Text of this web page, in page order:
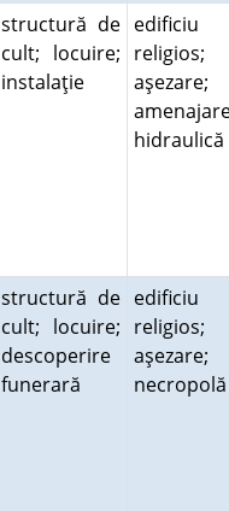
structură de
cult; locuire;
instalaţie
edificiu
religios;
aşezare;
structură de
cult; locuire;
descoperire
funerară
edificiu
religios;
aşezare;